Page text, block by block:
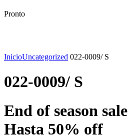
Pronto
InicioUncategorized 022-0009/ S
022-0009/ S
End of season sale
Hasta 50% off